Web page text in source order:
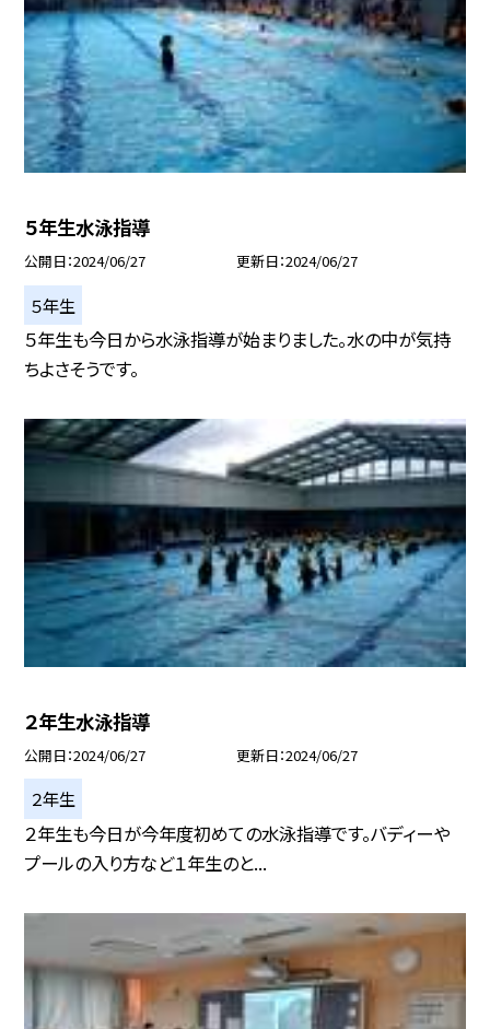
５年生水泳指導
公開日 2024/06/27 更新日 2024/06/27
５年生
５年生も今日から水泳指導が始まりました。水の中が気持
ちよさそうです。
２年生水泳指導
公開日 2024/06/27 更新日 2024/06/27
２年生
２年生も今日が今年度初めての水泳指導です。バディーや
プールの入り方など１年生のと...